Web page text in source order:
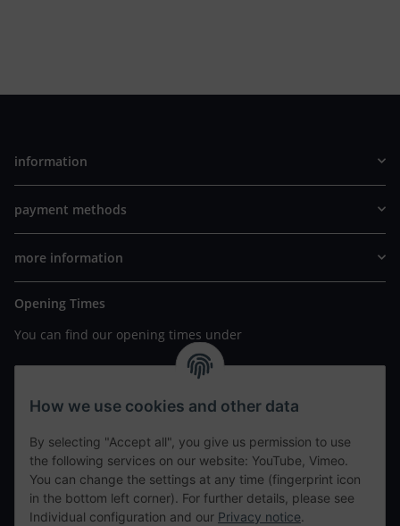
information
payment methods
more information
Opening Times
You can find our opening times under
https://www.wannavapor.de/Filialen
your personal site
contact details
tweet
How we use cookies and other data
By selecting "Accept all", you give us permission to use
the following services on our website: YouTube, Vimeo.
You can change the settings at any time (fingerprint icon
in the bottom left corner). For further details, please see
Individual configuration and our Privacy notice.